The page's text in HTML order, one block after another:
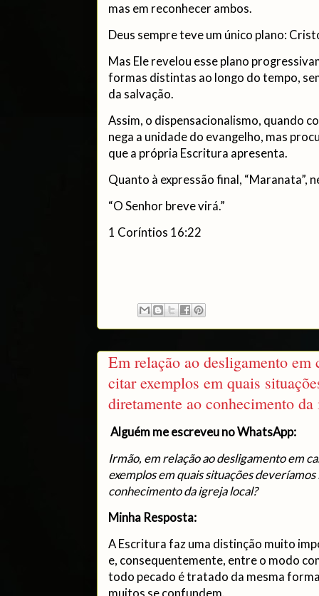
mas em reconhecer ambos.
Deus sempre teve um único plano:
Mas Ele revelou esse plano
formas distintas ao longo do tempo,
da salvação.
Assim, o dispensacionalismo, quando
nega a unidade do evangelho, mas
que a própria Escritura apresenta.
Quanto à expressão final, “Maranata”,
“O Senhor breve virá.”
1 Coríntios 16:22
Em relação ao desligamento em
citar exemplos em quais
diretamente ao conhecimento
Alguém me escreveu no WhatsApp:
Irmão, em relação ao desligamento em
exemplos em quais situações
conhecimento da igreja local?
Minha Resposta:
A Escritura faz uma distinção muito
e, consequentemente, entre o modo
todo pecado é tratado da mesma